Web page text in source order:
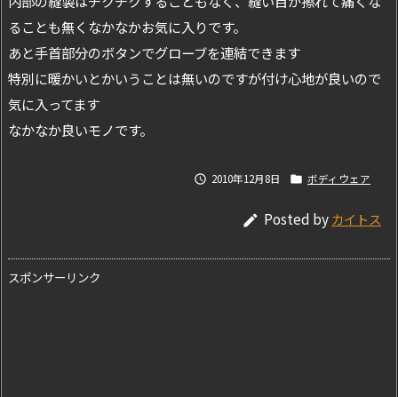
ることも無くなかなかお気に入りです。
あと手首部分のボタンでグローブを連結できます
特別に暖かいとかいうことは無いのですが付け心地が良いので
気に入ってます
なかなか良いモノです。
 2010年12月8日  ボディウェア
 Posted byカイトス
スポンサーリンク